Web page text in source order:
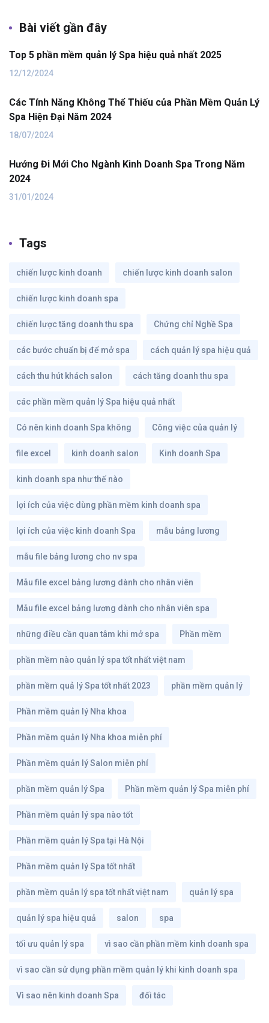
Bài viết gần đây
Top 5 phần mềm quản lý Spa hiệu quả nhất 2025
12/12/2024
Các Tính Năng Không Thể Thiếu của Phần Mềm Quản Lý
Spa Hiện Đại Năm 2024
18/07/2024
Hướng Đi Mới Cho Ngành Kinh Doanh Spa Trong Năm
2024
31/01/2024
Tags
chiến lược kinh doanh chiến lược kinh doanh salon
chiến lược kinh doanh spa
chiến lược tăng doanh thu spa Chứng chỉ Nghề Spa
các bước chuẩn bị để mở spa cách quản lý spa hiệu quả
cách thu hút khách salon cách tăng doanh thu spa
các phần mềm quản lý Spa hiệu quả nhất
Có nên kinh doanh Spa không Công việc của quản lý
file excel kinh doanh salon Kinh doanh Spa
kinh doanh spa như thế nào
lợi ích của việc dùng phần mềm kinh doanh spa
lợi ích của việc kinh doanh Spa mẫu bảng lương
mẫu file bảng lương cho nv spa
Mẫu file excel bảng lương dành cho nhân viên
Mẫu file excel bảng lương dành cho nhân viên spa
những điều cần quan tâm khi mở spa Phần mềm
phần mềm nào quản lý spa tốt nhất việt nam
phần mềm quả lý Spa tốt nhất 2023 phần mềm quản lý
Phần mềm quản lý Nha khoa
Phần mềm quản lý Nha khoa miễn phí
Phần mềm quản lý Salon miễn phí
phần mềm quản lý Spa Phần mềm quản lý Spa miễn phí
Phần mềm quản lý spa nào tốt
Phần mềm quản lý Spa tại Hà Nội
Phần mềm quản lý Spa tốt nhất
phần mềm quản lý spa tốt nhất việt nam quản lý spa
quản lý spa hiệu quả salon spa
tối ưu quản lý spa vì sao cần phần mềm kinh doanh spa
vì sao cần sử dụng phần mềm quản lý khi kinh doanh spa
Vì sao nên kinh doanh Spa đối tác